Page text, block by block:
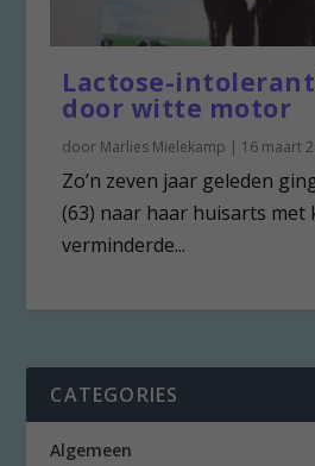
Lactose-
door witte motor
door Marlies Mielekamp | 16 maart
Zo’n zeven jaar geleden
(63) naar haar huisarts met
verminderde...
CATEGORIES
Algemeen